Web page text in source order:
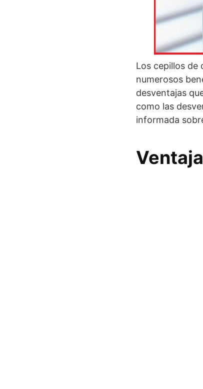
Los cepillos de
numerosos
desventajas
como las
informada